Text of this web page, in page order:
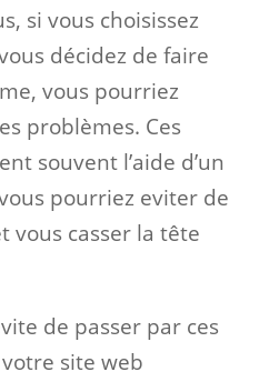
si vous choisissez
décidez de faire
vous pourriez
problèmes. Ces
souvent l’aide d’un
pourriez eviter de
vous casser la tête
de passer par ces
site web